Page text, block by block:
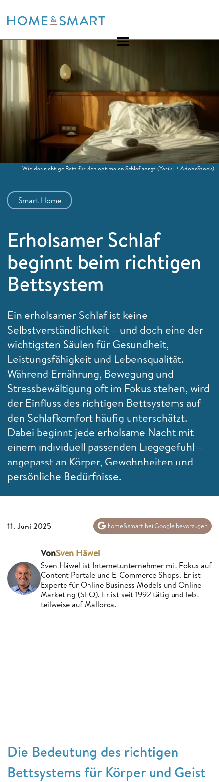
to
Smart Home
Erholsamer Schlaf
beginnt beim richtigen
Bettsystem
Ein erholsamer Schlaf ist keine
Selbstverständlichkeit – und doch eine der
wichtigsten Säulen für Gesundheit,
Leistungsfähigkeit und Lebensqualität.
Während Ernährung, Bewegung und
Stressbewältigung oft im Fokus stehen, wird
der Einfluss des richtigen Bettsystems auf
den Schlafkomfort häufig unterschätzt.
Dabei beginnt jede erholsame Nacht mit
einem individuell passenden Liegegefühl –
angepasst an Körper, Gewohnheiten und
persönliche Bedürfnisse.
Wie das richtige Bett für den optimalen Schlaf sorgt (YarikL / AdobeStock)
11. Juni 2025 home&smart bei Google bevorzugen
VonSven Häwel
Sven Häwel ist Internetunternehmer mit Fokus auf
Content Portale und E-Commerce Shops. Er ist
Experte für Online Business Models und Online
Marketing (SEO). Er ist seit 1992 tätig und lebt
teilweise auf Mallorca.
Die Bedeutung des richtigen
Bettsystems für Körper und Geist